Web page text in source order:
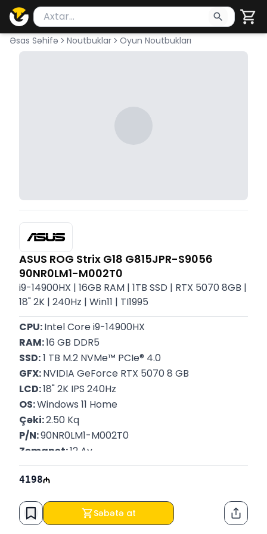
Məhsul axtar
Axtarış üçün ən azı 2 simvol yazın. Göndərmək
Əsas Səhifə Noutbuklar Oyun Noutbukları
ASUS ROG Strix G18 G815JPR-S9056
90NR0LM1-M002T0
i9-14900HX | 16GB RAM | 1TB SSD | RTX 5070 8GB |
18" 2K | 240Hz | Win11 | TI1995
CPU: Intel Core i9-14900HX
RAM: 16 GB DDR5
SSD: 1 TB M.2 NVMe™ PCIe® 4.0
GFX: NVIDIA GeForce RTX 5070 8 GB
LCD: 18" 2K IPS 240Hz
OS: Windows 11 Home
Çəki: 2.50 Kq
P/N: 90NR0LM1-M002T0
Zəmanət: 12 Ay
4198
Səbətə at